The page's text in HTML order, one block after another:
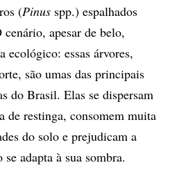
(Pinus spp.) espalhados
cenário, apesar de belo,
ecológico: essas árvores,
são umas das principais
do Brasil. Elas se dispersam
de restinga, consomem muita
do solo e prejudicam a
adapta à sua sombra.